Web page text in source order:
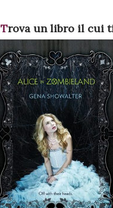
Trova un libro il cui